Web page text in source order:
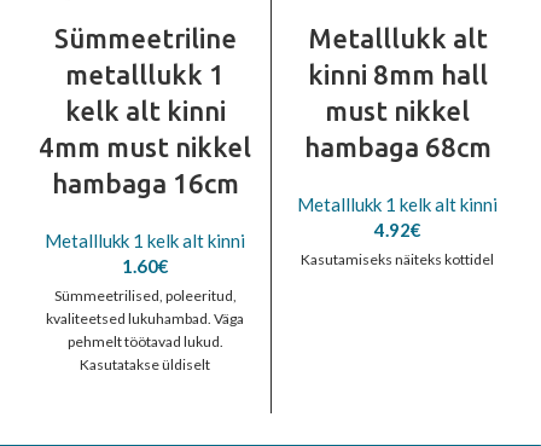
Sümmeetriline
metalllukk 1
kelk alt kinni
4mm must nikkel
hambaga 16cm
Metalllukk 1 kelk alt kinni
1.60€
Sümmeetrilised, poleeritud,
kvaliteetsed lukuhambad. Väga
pehmelt töötavad lukud.
Kasutatakse üldiselt
Metalllukk alt
kinni 8mm hall
must nikkel
hambaga 68cm
Metalllukk 1 kelk alt kinni
4.92€
Kasutamiseks näiteks kottidel